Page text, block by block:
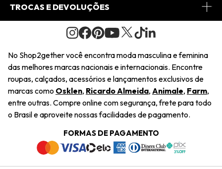
Journal
Saiu na Mídia
Sustentabilidade
Navegando
Termos e Condições
Regulamento e Promoções
Minha Conta
Pedido de Presente
Wishlist
TROCAS E DEVOLUÇÕES
Condições Gerais
Troca Fácil
Restituição de Pagamento
Dúvidas Frequentes
Termos e Condições
Política de Privacidade
No Shop2gether você encontra moda masculina e feminina
das melhores marcas nacionais e internacionais. Encontre
roupas, calçados, acessórios e lançamentos exclusivos de
marcas como Osklen, Ricardo Almeida, Animale, Farm,
entre outras. Compre online com segurança, frete para todo
o Brasil e aproveite nossas facilidades de pagamento.
FORMAS DE PAGAMENTO